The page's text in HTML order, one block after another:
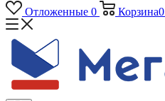
Отложенные 0 Корзина0